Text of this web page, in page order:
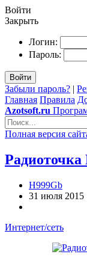
Войти
Закрыть
Логин:
Пароль:
Войти
Забыли пароль? |
Главная Правила
Azotsoft.ru
Полная версия
H999Gb
31 июля 2015
Интернет/сеть